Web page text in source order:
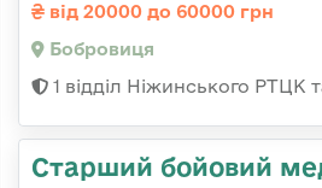
від 20000 до 60000 грн
Бобровиця
1 відділ Ніжинського РТЦК
Старший бойовий